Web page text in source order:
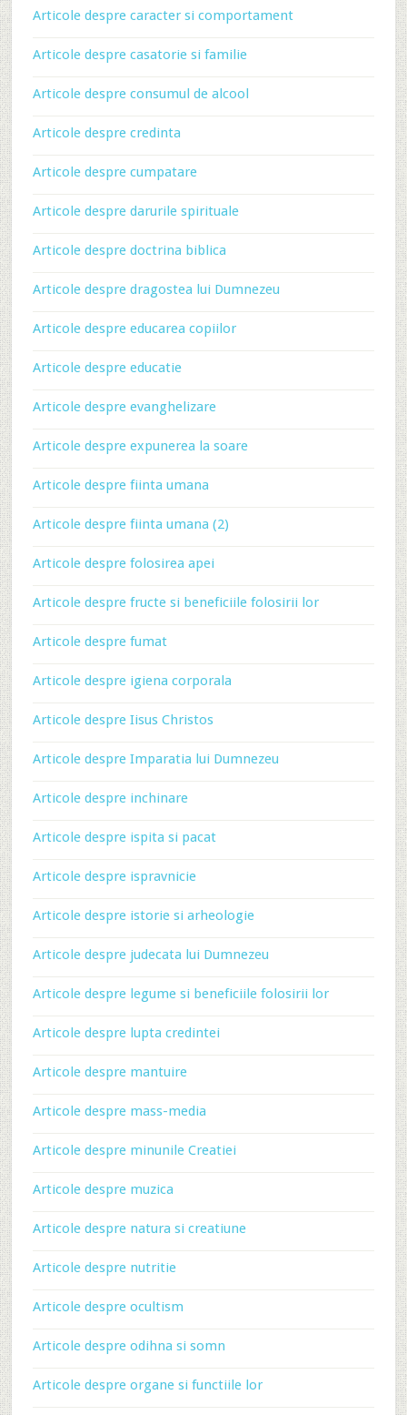
Articole despre caracter si comportament
Articole despre casatorie si familie
Articole despre consumul de alcool
Articole despre credinta
Articole despre cumpatare
Articole despre darurile spirituale
Articole despre doctrina biblica
Articole despre dragostea lui Dumnezeu
Articole despre educarea copiilor
Articole despre educatie
Articole despre evanghelizare
Articole despre expunerea la soare
Articole despre fiinta umana
Articole despre fiinta umana (2)
Articole despre folosirea apei
Articole despre fructe si beneficiile folosirii lor
Articole despre fumat
Articole despre igiena corporala
Articole despre Iisus Christos
Articole despre Imparatia lui Dumnezeu
Articole despre inchinare
Articole despre ispita si pacat
Articole despre ispravnicie
Articole despre istorie si arheologie
Articole despre judecata lui Dumnezeu
Articole despre legume si beneficiile folosirii lor
Articole despre lupta credintei
Articole despre mantuire
Articole despre mass-media
Articole despre minunile Creatiei
Articole despre muzica
Articole despre natura si creatiune
Articole despre nutritie
Articole despre ocultism
Articole despre odihna si somn
Articole despre organe si functiile lor